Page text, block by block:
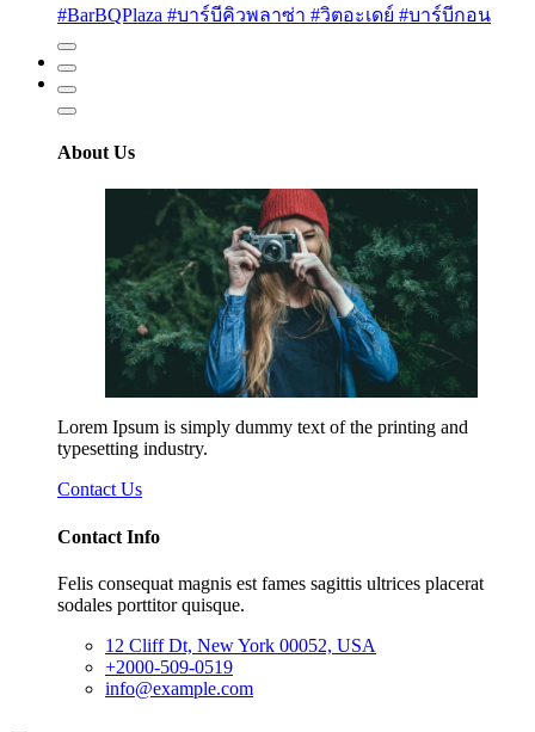
#BarBQPlaza #บาร์บีคิวพลาซ่า #วิตอะเดย์ #บาร์บีกอน
About Us
Lorem Ipsum is simply dummy text of the printing and
typesetting industry.
Contact Us
Contact Info
Felis consequat magnis est fames sagittis ultrices placerat
sodales porttitor quisque.
12 Cliff Dt, New York 00052, USA
+2000-509-0519
info@example.com